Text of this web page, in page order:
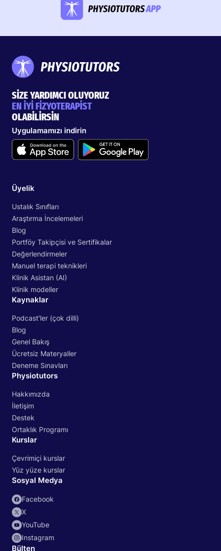
SİZE YARDIMCI OLUYORUZ
EN İYİ FİZYOTERAPİST
OLABİLİRSİN
Uygulamamızı indirin
Üyelik
Ustalık Sınıfları
Araştırma İncelemeleri
Blog
Portföy Takipçisi ve Sertifikalar
Değerlendirmeler
Manuel terapi teknikleri
Klinik Asistan (AI)
Klinik modeller
Kaynaklar
Podcast'ler (çok dilli)
Blog
Genel Bakış
Ücretsiz Materyaller
Deneme Sınavları
Physiotutors
Hakkımızda
İletişim
Destek
Ortaklık Programı
Kurslar
Çevrimiçi kurslar
Yüz yüze kurslar
Sosyal Medya
Facebook
X
YouTube
Instagram
Bülten